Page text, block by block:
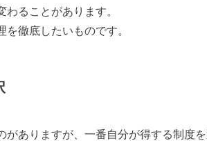
ることがあります。
徹底したいものです。
ありますが、一番自分が得する制度を